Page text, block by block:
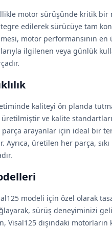
motor sürüşünde kritik bir
edilerek sürücüye tam
motor performansının en
ilgilenen veya günlük
kaliteyi ön planda
ve kalite
parça arayanlar için ideal bir
Ayrıca, üretilen her parça,
modeli için özel olarak
sürüş deneyiminizi
Visal125 dışındaki